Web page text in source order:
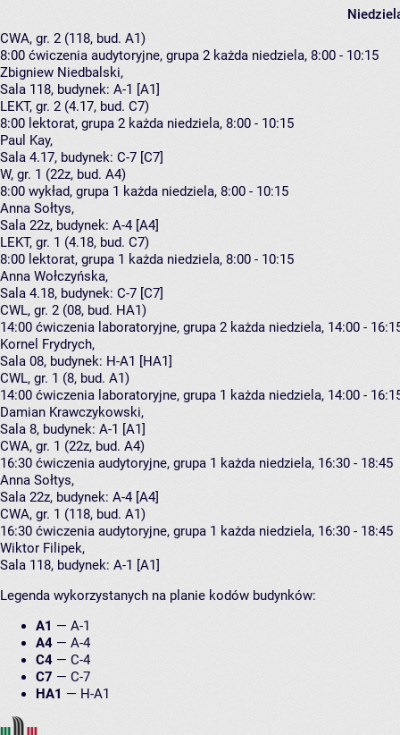
CWA, gr. 2 (118, bud. A1)
8:00 ćwiczenia audytoryjne, grupa 2 każda niedziela, 8:00 - 10:15
Zbigniew Niedbalski,
Sala 118, budynek: A-1 [A1]
LEKT, gr. 2 (4.17, bud. C7)
8:00 lektorat, grupa 2 każda niedziela, 8:00 - 10:15
Paul Kay,
Sala 4.17, budynek: C-7 [C7]
W, gr. 1 (22z, bud. A4)
8:00 wykład, grupa 1 każda niedziela, 8:00 - 10:15
Anna Sołtys,
Sala 22z, budynek: A-4 [A4]
LEKT, gr. 1 (4.18, bud. C7)
8:00 lektorat, grupa 1 każda niedziela, 8:00 - 10:15
Anna Wołczyńska,
Sala 4.18, budynek: C-7 [C7]
CWL, gr. 2 (08, bud. HA1)
14:00 ćwiczenia laboratoryjne, grupa 2 każda niedziela, 14:00 -
Kornel Frydrych,
Sala 08, budynek: H-A1 [HA1]
CWL, gr. 1 (8, bud. A1)
14:00 ćwiczenia laboratoryjne, grupa 1 każda niedziela, 14:00 -
Damian Krawczykowski,
Sala 8, budynek: A-1 [A1]
CWA, gr. 1 (22z, bud. A4)
16:30 ćwiczenia audytoryjne, grupa 1 każda niedziela, 16:30 - 18:45
Anna Sołtys,
Sala 22z, budynek: A-4 [A4]
CWA, gr. 1 (118, bud. A1)
16:30 ćwiczenia audytoryjne, grupa 1 każda niedziela, 16:30 - 18:45
Wiktor Filipek,
Sala 118, budynek: A-1 [A1]
Legenda wykorzystanych na planie kodów budynków:
A1 — A-1
A4 — A-4
C4 — C-4
C7 — C-7
HA1 — H-A1